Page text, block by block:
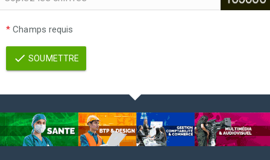
* Champs requis
SOUMETTRE